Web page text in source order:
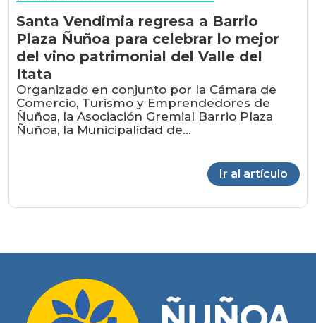
Santa Vendimia regresa a Barrio
Plaza Ñuñoa para celebrar lo mejor
del vino patrimonial del Valle del
Itata
Organizado en conjunto por la Cámara de
Comercio, Turismo y Emprendedores de
Ñuñoa, la Asociación Gremial Barrio Plaza
Ñuñoa, la Municipalidad de...
Ir al artículo